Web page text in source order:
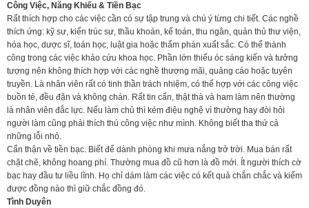
Công Việc, Năng Khiếu & Tiền Bạc
Rất thích hợp cho các việc cần có sự tập trung và chú ý từng chi tiết. Các nghề
thích ứng: kỹ sư, kiến trúc sư, thầu khoán, kế toán, thu ngân, quản thủ thư viện,
hóa học, dược sĩ, toán học, luật gia hoặc thẩm phán xuất sắc. Có thể thành
công trong các việc khảo cứu khoa học. Phần lớn thiếu óc sáng kiến và tưởng
tượng nên không thích hợp với các nghề thương mãi, quảng cáo hoặc tuyên
truyền. Là nhân viên rất có tinh thần trách nhiệm, có thể hợp với các công việc
buồn tẻ, đều đặn và không chán. Rất tin cẩn, thật thà và ham làm nên thường
là nhân viên đắc lực. Nếu làm chủ thì kém điệu nghệ vì thường hay đòi hỏi
người làm cũng phải thích thú công việc như mình. Không biết tha thứ cả
những lỗi nhỏ.
Cẩn thận về tiền bạc. Biết để dành phòng khi mưa nắng trở trời. Mua bán rất
chặt chẽ, không hoang phí. Thường mua đồ cũ hơn là đồ mới. Ít người thích cờ
bạc hay đầu tư liều lĩnh. Họ chỉ dám làm các việc có kết quả chắn chắc và kiếm
được đồng nào thì giữ chắc đồng đó.
Tình Duyên